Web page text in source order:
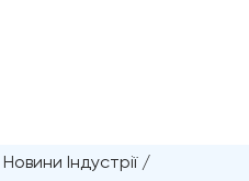
Новини Індустрії/